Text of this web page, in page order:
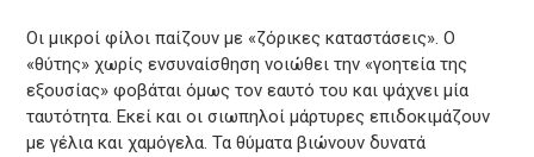
Οι μικροί φίλοι παίζουν με «ζόρικες καταστάσεις». Ο
«θύτης» χωρίς ενσυναίσθηση νοιώθει την «γοητεία της
εξουσίας» φοβάται όμως τον εαυτό του και ψάχνει μία
ταυτότητα. Εκεί και οι σιωπηλοί μάρτυρες επιδοκιμάζουν
με γέλια και χαμόγελα. Τα θύματα βιώνουν δυνατά